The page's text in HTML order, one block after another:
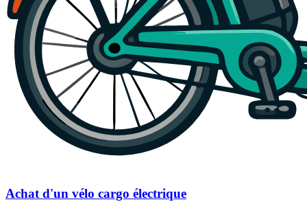
Achat d'un vélo cargo électrique